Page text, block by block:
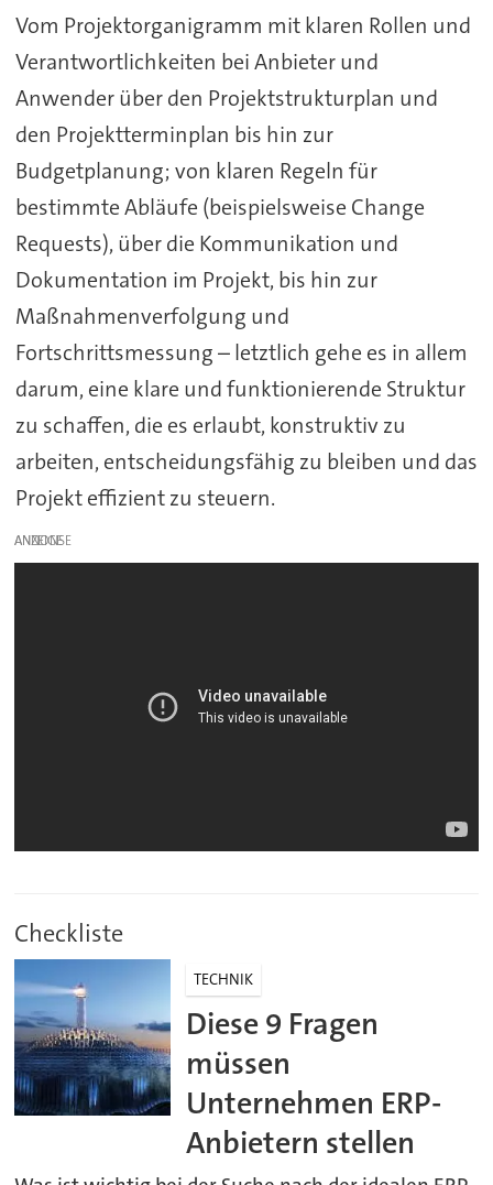
Vom Projektorganigramm mit klaren Rollen und
Verantwortlichkeiten bei Anbieter und
Anwender über den Projektstrukturplan und
den Projektterminplan bis hin zur
Budgetplanung; von klaren Regeln für
bestimmte Abläufe (beispielsweise Change
Requests), über die Kommunikation und
Dokumentation im Projekt, bis hin zur
Maßnahmenverfolgung und
Fortschrittsmessung – letztlich gehe es in allem
darum, eine klare und funktionierende Struktur
zu schaffen, die es erlaubt, konstruktiv zu
arbeiten, entscheidungsfähig zu bleiben und das
Projekt effizient zu steuern.
ANZEIGE
Checkliste
TECHNIK
Diese 9 Fragen
müssen
Unternehmen ERP-
Anbietern stellen